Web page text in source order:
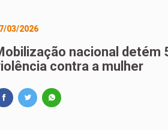
03/2026
nacional detém
contra a mulher